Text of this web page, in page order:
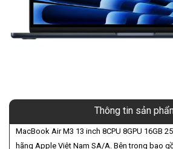
Thông tin sản
MacBook Air M3 13 inch 8CPU 8GPU 16GB
hãng Apple Việt Nam SA/A. Bên trong bao